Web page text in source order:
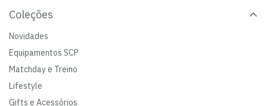
Coleções
Novidades
Equipamentos SCP
Matchday e Treino
Lifestyle
Gifts e Acessórios